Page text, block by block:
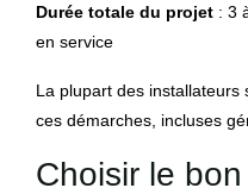
Durée totale du projet : 3
en service
La plupart des installateurs
ces démarches, incluses
Choisir le